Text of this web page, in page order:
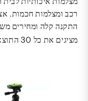
רכב ומצלמות חכמות.
התקנה קלה ומחירים
מציגים את כל ⁦30⁩ התוצאות
Watch מידה 40 ממ